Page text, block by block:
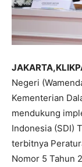
Negeri
Kementerian
mendukung
Indonesia (SDI)
terbitnya
Nomor 5 Tahun